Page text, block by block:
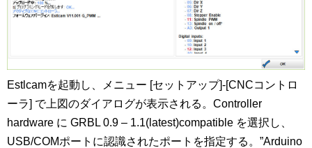
Estlcamを起動し、メニュー [セットアップ]-[CNCコントロ
ーラ] で上図のダイアログが表示される。Controller
hardware に GRBL 0.9 – 1.1(latest)compatible を選択し、
USB/COMポートに認識されたポートを指定する。”Arduino